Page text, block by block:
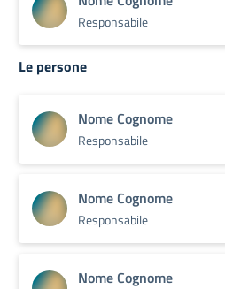
Responsabile
Le persone
Nome Cognome
Responsabile
Nome Cognome
Responsabile
Nome Cognome